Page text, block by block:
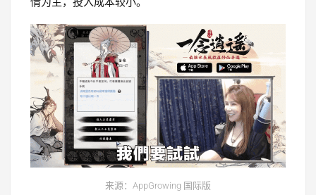
来源：AppGrowing 国际版